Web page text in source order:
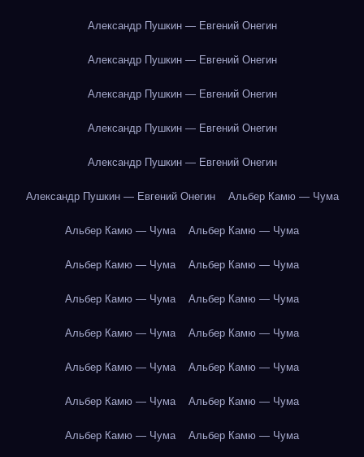
Александр Пушкин — Евгений Онегин
Александр Пушкин — Евгений Онегин
Александр Пушкин — Евгений Онегин
Александр Пушкин — Евгений Онегин
Александр Пушкин — Евгений Онегин
Александр Пушкин — Евгений Онегин Альбер Камю — Чума
Альбер Камю — Чума Альбер Камю — Чума
Альбер Камю — Чума Альбер Камю — Чума
Альбер Камю — Чума Альбер Камю — Чума
Альбер Камю — Чума Альбер Камю — Чума
Альбер Камю — Чума Альбер Камю — Чума
Альбер Камю — Чума Альбер Камю — Чума
Альбер Камю — Чума Альбер Камю — Чума